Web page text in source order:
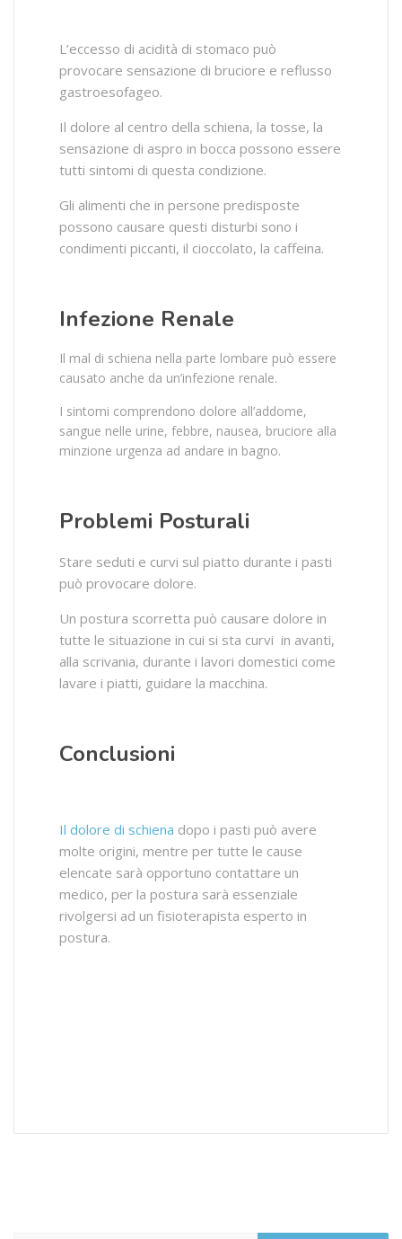
L’eccesso di acidità di stomaco può
provocare sensazione di bruciore e reflusso
gastroesofageo.
Il dolore al centro della schiena, la tosse, la
sensazione di aspro in bocca possono essere
tutti sintomi di questa condizione.
Gli alimenti che in persone predisposte
possono causare questi disturbi sono i
condimenti piccanti, il cioccolato, la caffeina.
Infezione Renale
Il mal di schiena nella parte lombare può essere
causato anche da un’infezione renale.
I sintomi comprendono dolore all’addome,
sangue nelle urine, febbre, nausea, bruciore alla
minzione urgenza ad andare in bagno.
Problemi Posturali
Stare seduti e curvi sul piatto durante i pasti
può provocare dolore.
Un postura scorretta può causare dolore in
tutte le situazione in cui si sta curvi in avanti,
alla scrivania, durante i lavori domestici come
lavare i piatti, guidare la macchina.
Conclusioni
Il dolore di schiena dopo i pasti può avere
molte origini, mentre per tutte le cause
elencate sarà opportuno contattare un
medico, per la postura sarà essenziale
rivolgersi ad un fisioterapista esperto in
postura.